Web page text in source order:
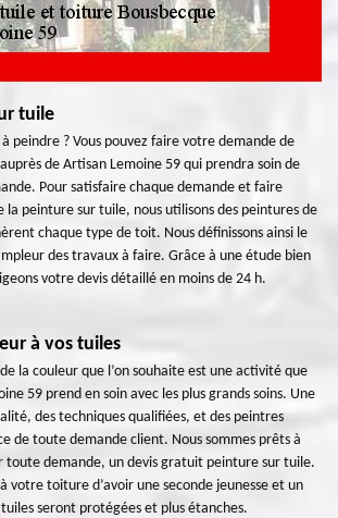
tuile
peindre ? Vous pouvez faire votre demande de
de Artisan Lemoine 59 qui prendra soin de
Pour satisfaire chaque demande et faire
la peinture sur tuile, nous utilisons des peintures de
chaque type de toit. Nous définissons ainsi le
des travaux à faire. Grâce à une étude bien
votre devis détaillé en moins de 24 h.
à vos tuiles
la couleur que l’on souhaite est une activité que
59 prend en soin avec les plus grands soins. Une
des techniques qualifiées, et des peintres
de toute demande client. Nous sommes prêts à
toute demande, un devis gratuit peinture sur tuile.
votre toiture d’avoir une seconde jeunesse et un
seront protégées et plus étanches.